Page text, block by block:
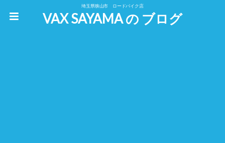
埼玉県狭山市 ロードバイク店
VAX SAYAMA の ブログ